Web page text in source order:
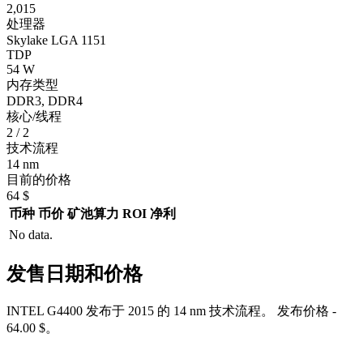
2,015
处理器
Skylake LGA 1151
TDP
54 W
内存类型
DDR3, DDR4
核心/线程
2 / 2
技术流程
14 nm
目前的价格
64 $
币种 币价 矿池算力 ROI 净利
No data.
发售日期和价格
INTEL G4400 发布于 2015 的 14 nm 技术流程。 发布价格 -
64.00 $。